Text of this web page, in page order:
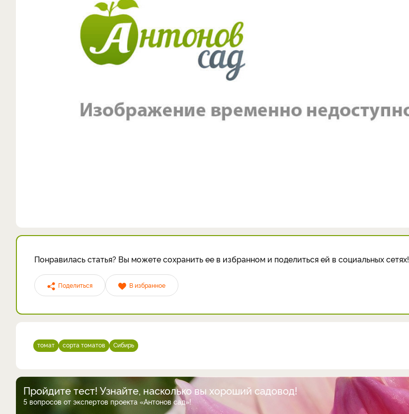
Понравилась статья? Вы можете сохранить ее в избранном и поделиться ей в социальных сетях!
Поделиться В избранное
томат сорта томатов Сибирь
Пройдите тест! Узнайте, насколько вы хороший садовод!
5 вопросов от экспертов проекта «Антонов сад»!